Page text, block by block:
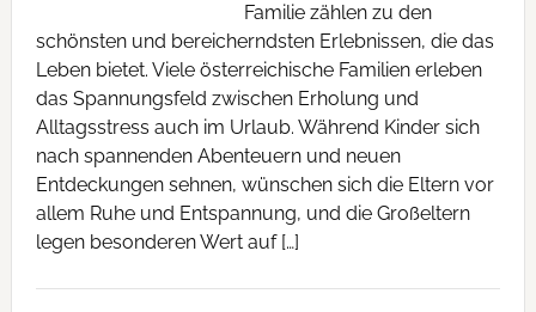
Familie zählen zu den
schönsten und bereicherndsten Erlebnissen, die das
Leben bietet. Viele österreichische Familien erleben
das Spannungsfeld zwischen Erholung und
Alltagsstress auch im Urlaub. Während Kinder sich
nach spannenden Abenteuern und neuen
Entdeckungen sehnen, wünschen sich die Eltern vor
allem Ruhe und Entspannung, und die Großeltern
legen besonderen Wert auf […]